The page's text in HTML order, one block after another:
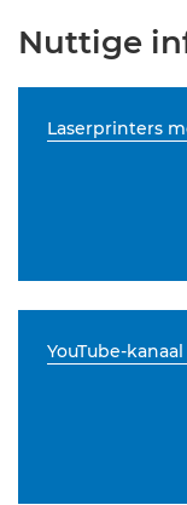
Nuttige
Laserprinters
YouTube-